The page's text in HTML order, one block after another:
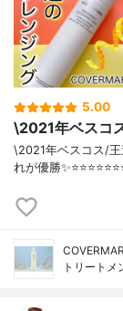
5.00
\2021年ベスコ
\2021年ベスコス/王
れが優勝
トリートメ